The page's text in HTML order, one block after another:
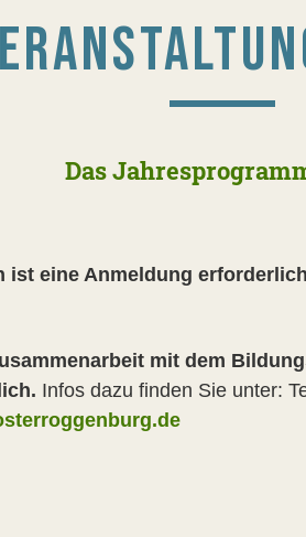
Das
ist eine Anmeldung
mit dem
Infos dazu finden Sie unter: